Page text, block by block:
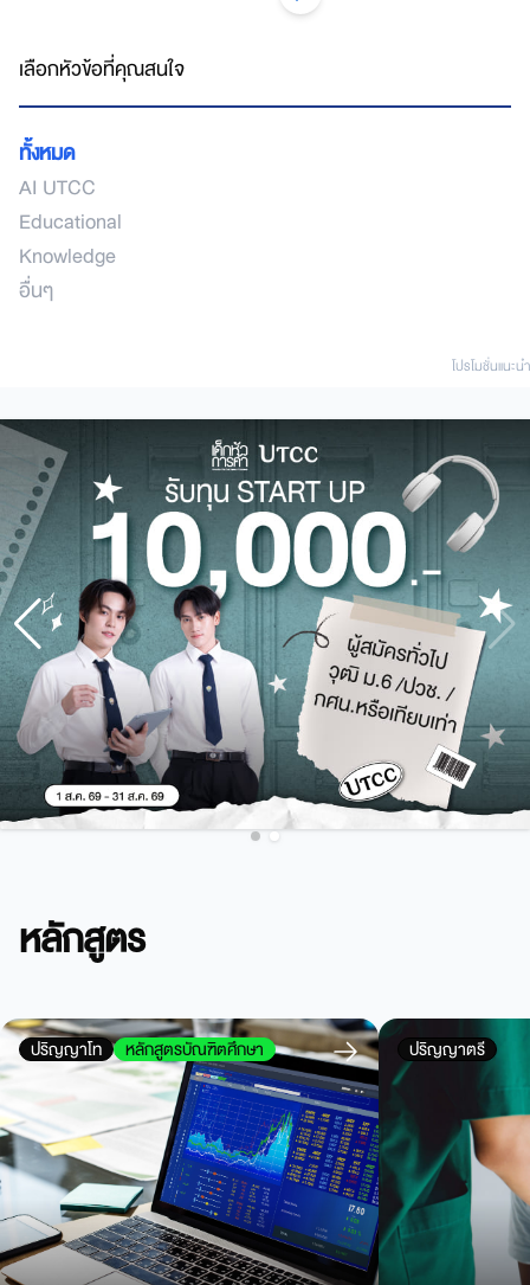
เลือกหัวข้อที่คุณสนใจ
ทั้งหมด
AI UTCC
Educational
Knowledge
อื่นๆ
โปรโมชั่นแนะนํา
หลักสูตร
ปริญญาโท หลักสูตรบัณฑิตศึกษา ปริญญาตรี